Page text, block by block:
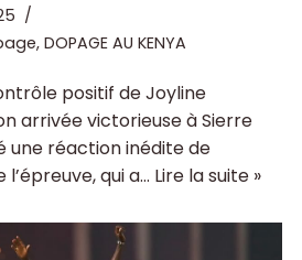
, DOPAGE AU KENYA
positif de Joyline
arrivée victorieuse à Sierre
une réaction inédite de
l’épreuve, qui a… Lire la suite »